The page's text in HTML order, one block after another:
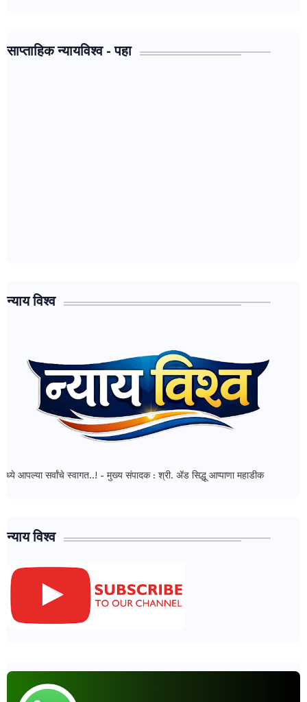
साप्ताहिक न्यायविश्व - पहा
न्याय विश्व
स्वागत..! - मुख्य संपादक : श्री. ॲड सिद्धू आप्पाणा महाडीक
न्याय विश्व